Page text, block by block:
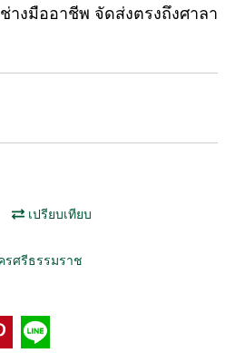
างมืออาชีพ จัดส่งตรงถึงศาลา
เปรียบเทียบ
รศรีธรรมราช